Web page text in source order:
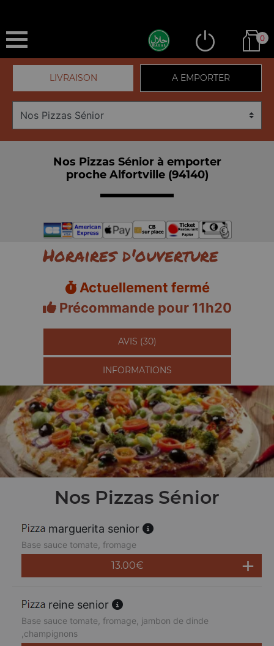
0
LIVRAISON A EMPORTER
Nos Pizzas Sénior à emporter
proche Alfortville (94140)
Horaires d'ouverture
Actuellement fermé
Précommande pour 11h20
AVIS (30)
INFORMATIONS
Nos Pizzas Sénior
marguerita senior
Base sauce tomate, fromage
13.00€
reine senior
Base sauce tomate, fromage, jambon de dinde
,champignons